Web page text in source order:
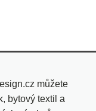
můžete
bytový textil a